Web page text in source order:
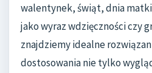
walentynek, świąt, dnia
jako wyraz wdzięczności czy
znajdziemy idealne
dostosowania nie tylko